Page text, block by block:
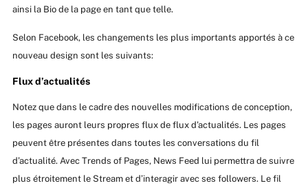
ainsi la Bio de la page en tant que telle.
Selon Facebook, les changements les plus importants apportés à ce
nouveau design sont les suivants:
Flux d’actualités
Notez que dans le cadre des nouvelles modifications de conception,
les pages auront leurs propres flux de flux d’actualités. Les pages
peuvent être présentes dans toutes les conversations du fil
d’actualité. Avec Trends of Pages, News Feed lui permettra de suivre
plus étroitement le Stream et d’interagir avec ses followers. Le fil